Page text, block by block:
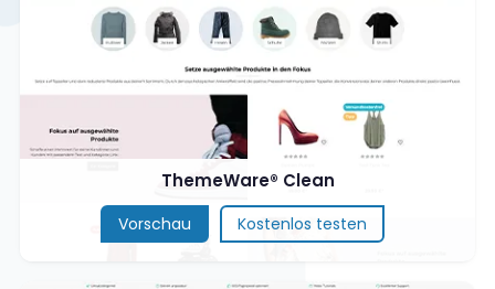
ThemeWare® Clean
Vorschau Kostenlos testen